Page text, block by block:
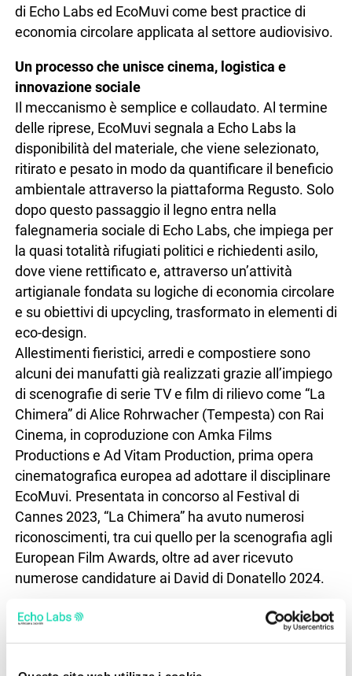
di Echo Labs ed EcoMuvi come best practice di
economia circolare applicata al settore audiovisivo.
Un processo che unisce cinema, logistica e
innovazione sociale
Il meccanismo è semplice e collaudato. Al termine
delle riprese, EcoMuvi segnala a Echo Labs la
disponibilità del materiale, che viene selezionato,
ritirato e pesato in modo da quantificare il beneficio
ambientale attraverso la piattaforma Regusto. Solo
dopo questo passaggio il legno entra nella
falegnameria sociale di Echo Labs, che impiega per
la quasi totalità rifugiati politici e richiedenti asilo,
dove viene rettificato e, attraverso un’attività
artigianale fondata su logiche di economia circolare
e su obiettivi di upcycling, trasformato in elementi di
eco-design.
Allestimenti fieristici, arredi e compostiere sono
alcuni dei manufatti già realizzati grazie all’impiego
di scenografie di serie TV e film di rilievo come “La
Chimera” di Alice Rohrwacher (Tempesta) con Rai
Cinema, in coproduzione con Amka Films
Productions e Ad Vitam Production, prima opera
cinematografica europea ad adottare il disciplinare
EcoMuvi. Presentata in concorso al Festival di
Cannes 2023, “La Chimera” ha avuto numerosi
riconoscimenti, tra cui quello per la scenografia agli
European Film Awards, oltre ad aver ricevuto
numerose candidature ai David di Donatello 2024.
L’impatto non è solo simbolico ma tangibile: i dati
dei report certificano lo stoccaggio di oltre 1.500